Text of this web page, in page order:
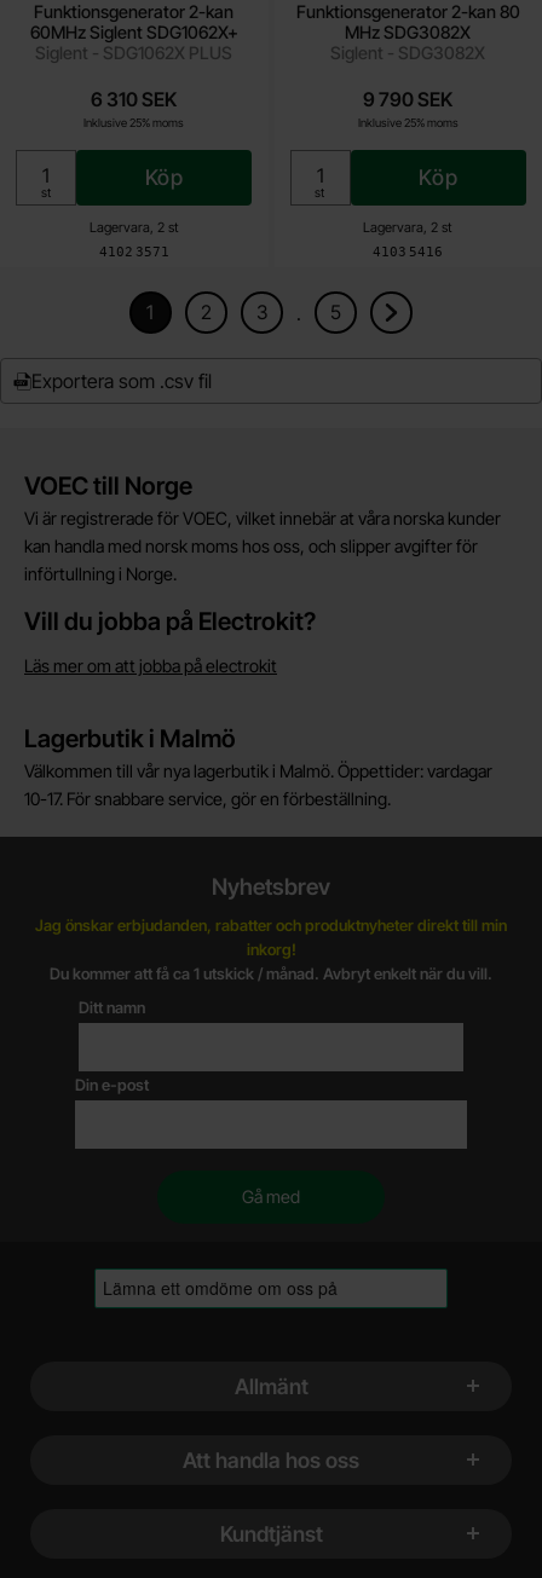
Funktionsgenerator 2-kan
60MHz Siglent SDG1062X+
Siglent - SDG1062X PLUS
Art. nr
4102 3571
Lagervara, 2 st
6 310 SEK
Inklusive 25% moms
Enhet:
st
Köp
Funktionsgenerator 2-kan 80
MHz SDG3082X
Siglent - SDG3082X
Art. nr
4103 5416
Lagervara, 2 st
9 790 SEK
Inklusive 25% moms
Enhet:
st
Köp
Nuvarande sida, Sidan
1
Gå till sidan
2
Gå till sidan
3 .
Gå till sidan
5
Gå till nästa sida
Exportera som .csv fil
Kort allmän information
VOEC till Norge
Vi är registrerade för VOEC, vilket innebär at våra norska kunder
kan handla med norsk moms hos oss, och slipper avgifter för
införtullning i Norge.
Vill du jobba på Electrokit?
Läs mer om att jobba på electrokit
Lagerbutik i Malmö
Välkommen till vår nya lagerbutik i Malmö. Öppettider: vardagar
10-17. För snabbare service, gör en förbeställning.
Nyhetsbrev
Jag önskar erbjudanden, rabatter och produktnyheter direkt till min
inkorg!
Du kommer att få ca 1 utskick / månad. Avbryt enkelt när du vill.
Ditt namn
Din e-post
Allmänt
Att handla hos oss
Kundtjänst